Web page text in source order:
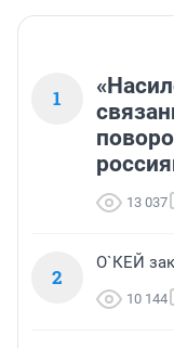
1
13 037
2
О`КЕЙ
10 144